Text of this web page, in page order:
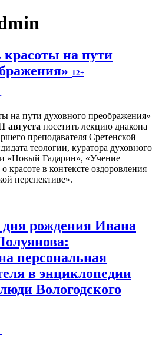
красоты на пути
12+
августа посетить лекцию диакона
преподавателя Сретенской
теологии, куратора духовного
«Новый Гадарин», «Учение
красоте в контексте оздоровления
перспективе».
рождения Ивана
персональная
в энциклопедии
Вологодского